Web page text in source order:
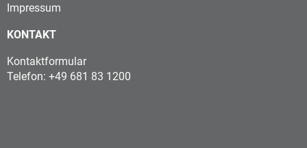
Impressum
KONTAKT
Kontaktformular
Telefon: +49 681 83 1200